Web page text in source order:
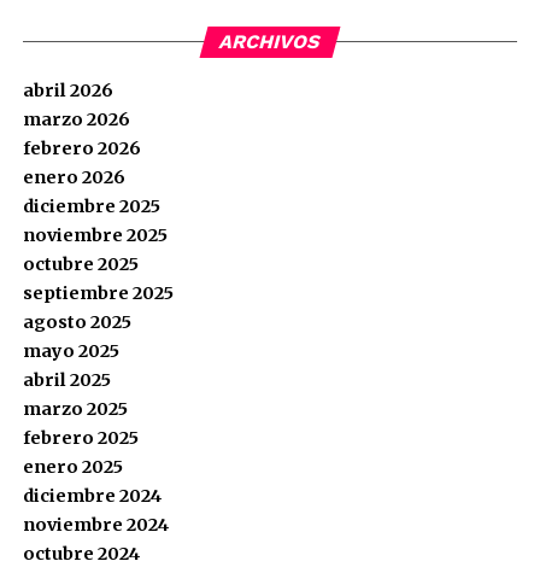
ARCHIVOS
abril 2026
marzo 2026
febrero 2026
enero 2026
diciembre 2025
noviembre 2025
octubre 2025
septiembre 2025
agosto 2025
mayo 2025
abril 2025
marzo 2025
febrero 2025
enero 2025
diciembre 2024
noviembre 2024
octubre 2024